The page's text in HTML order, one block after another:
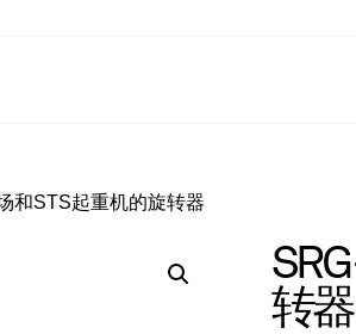
和STS起重机的旋转器
转器